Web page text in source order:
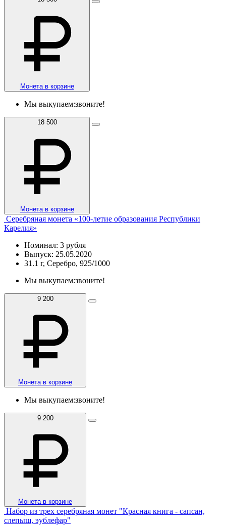
Монета в корзине
Мы выкупаем:звоните!
18 500
Монета в корзине
Серебряная монета «100-летие образования Республики
Карелия»
Номинал: 3 рубля
Выпуск: 25.05.2020
31.1 г, Серебро, 925/1000
Мы выкупаем:звоните!
9 200
Монета в корзине
Мы выкупаем:звоните!
9 200
Монета в корзине
Набор из трех серебряная монет "Красная книга - сапсан,
слепыш, эублефар"